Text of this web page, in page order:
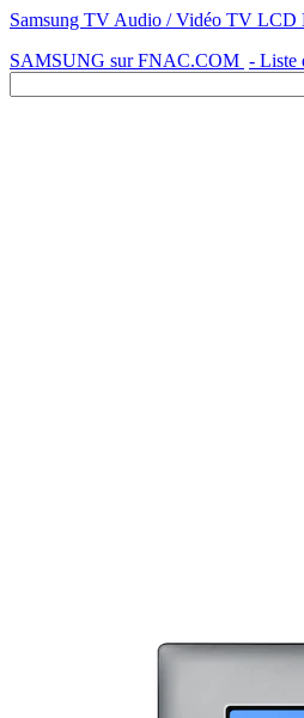
Samsung TV Audio / Vidéo TV LCD
SAMSUNG sur FNAC.COM - Liste